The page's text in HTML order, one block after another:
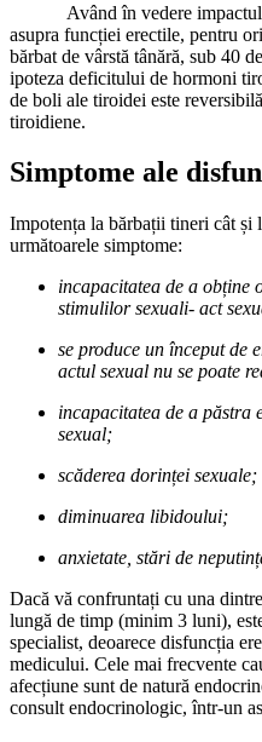
Având în vedere
asupra funcției erectile, pentru
bărbat de vârstă tânără, sub 40
ipoteza deficitului de hormoni
de boli ale tiroidei este
tiroidiene.
Simptome ale
Impotența la bărbații tineri cât și
următoarele simptome:
incapacitatea de a obține
stimulilor sexuali- act
se produce un început de
actul sexual nu se poate
incapacitatea de a păstra
sexual;
scăderea dorinței sexuale;
diminuarea libidoului;
anxietate, stări de
Dacă vă confruntați cu una
lungă de timp (minim 3 luni),
specialist, deoarece disfuncția
medicului. Cele mai frecvente
afecțiune sunt de natură
consult endocrinologic, într-un